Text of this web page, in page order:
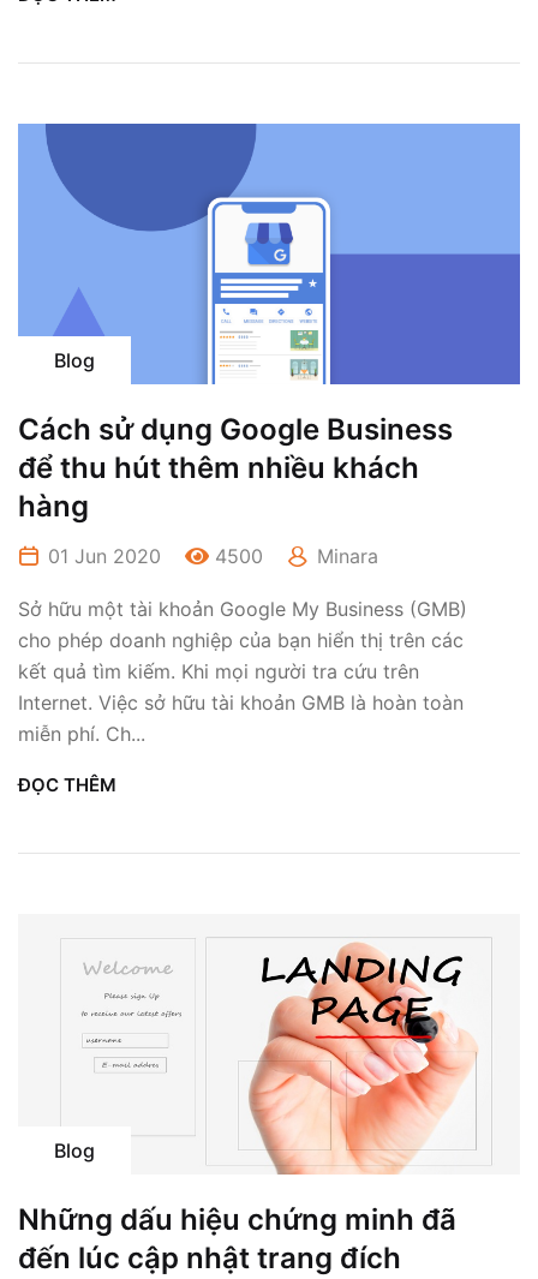
Blog
Cách sử dụng Google Business
để thu hút thêm nhiều khách
hàng
01 Jun 2020 4500 Minara
Sở hữu một tài khoản Google My Business (GMB)
cho phép doanh nghiệp của bạn hiển thị trên các
kết quả tìm kiếm. Khi mọi người tra cứu trên
Internet. Việc sở hữu tài khoản GMB là hoàn toàn
miễn phí. Ch...
ĐỌC THÊM
Blog
Những dấu hiệu chứng minh đã
đến lúc cập nhật trang đích